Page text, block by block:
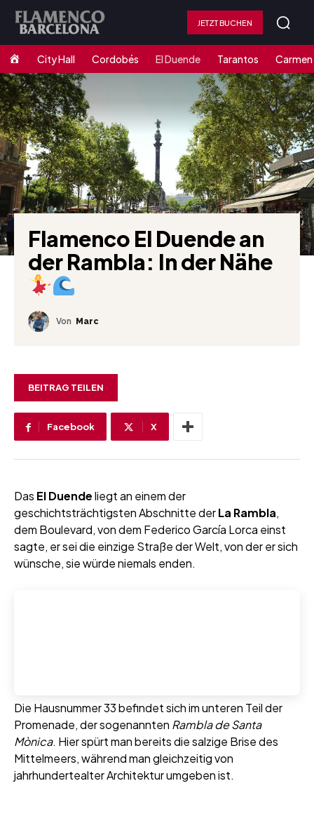
JETZT BUCHEN
HomeCity Hall Cordobés El Duende Tarantos Carmen
Flamenco El Duende an
der Rambla: In der Nähe
Von Marc
BEITRAG TEILEN
Facebook X
Das El Duendeliegt an einem der
geschichtsträchtigsten Abschnitte derLa Rambla,
dem Boulevard, von dem Federico García Lorca einst
sagte, er sei die einzige Straße der Welt, von der er sich
wünsche, sie würde niemals enden.
Die Hausnummer 33 befindet sich im unteren Teil der
Promenade, der sogenannten Rambla de Santa
Mònica. Hier spürt man bereits die salzige Brise des
Mittelmeers, während man gleichzeitig von
jahrhundertealter Architektur umgeben ist.